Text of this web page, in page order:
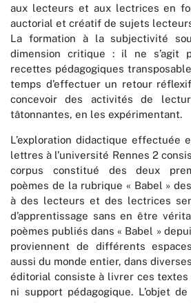
aux lecteurs et aux lectrices en
auctorial et créatif de sujets
La formation à la subjectivité
dimension critique : il ne s’agit
recettes pédagogiques
temps d’effectuer un retour
concevoir des activités de
tâtonnantes, en les expérimentant.
L’exploration didactique effectuée
lettres à l’université Rennes 2
corpus constitué des deux
poèmes de la rubrique « Babel » des
à des lecteurs et des lectrices
d’apprentissage sans en être
poèmes publiés dans « Babel »
proviennent de différents
aussi du monde entier, dans
éditorial consiste à livrer ces
ni support pédagogique. L’objet